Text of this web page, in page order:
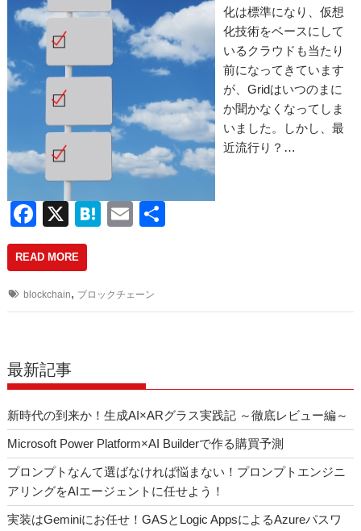
化は標準になり、仮想
化技術をベースにして
いるクラウドも当たり
前になってきています
が、Gridはいつのまに
か聞かなくなってしま
いました。しかし、最
近流行り？…
F
a
c
e
b
o
k
X
H
n
a
E
READ MORE
blockchain, ブロックチェーン
最新記事
新時代の到来か！生成AI×ARグラス実践記 ～徹底レビュー編～
Microsoft Power Platform×AI Builderで作る購買予測
プロンプトなんて選ばなければ悩まない！プロンプトエンジニ
アリングをAIエージェントに任せよう！
実装はGeminiにお任せ！GASとLogic AppsによるAzureパスワ